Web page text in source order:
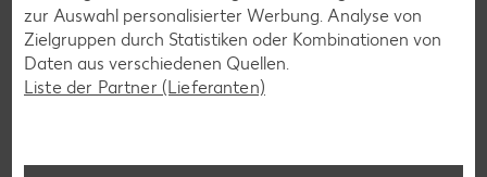
Laktoseintoleranz muss dich kulinarisch nicht ausbremsen,
denn es geht auch ohne. Unsere laktosefreien Rezepte
bringen Vielfalt auf den Tisch – für große und kleine
Genießer, für die Lunchbox oder das Abendessen.
zur Auswahl personalisierter Werbung. Analyse von
Zielgruppen durch Statistiken oder Kombinationen von
Daten aus verschiedenen Quellen.
Liste der Partner (Lieferanten)